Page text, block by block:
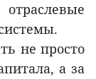
не просто
а за